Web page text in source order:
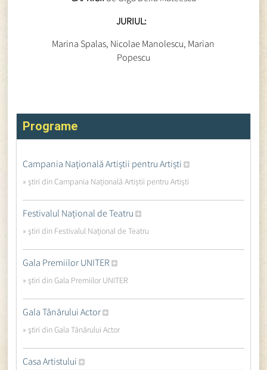
JURIUL:
Marina Spalas, Nicolae Manolescu, Marian
Popescu
Programe
Campania Națională Artiștii pentru Artiști
» ştiri din Campania Națională Artiștii pentru Artiști
Festivalul Național de Teatru
» ştiri din Festivalul Național de Teatru
Gala Premiilor UNITER
» ştiri din Gala Premiilor UNITER
Gala Tânărului Actor
» ştiri din Gala Tânărului Actor
Casa Artistului